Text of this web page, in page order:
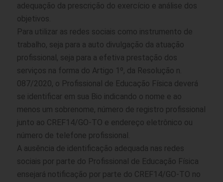
adequação da prescrição do exercício e análise dos
objetivos.
Para utilizar as redes sociais como instrumento de
trabalho, seja para a auto divulgação da atuação
profissional, seja para a efetiva prestação dos
serviços na forma do Artigo 1º, da Resolução n.
087/2020, o Profissional de Educação Física deverá
se identificar em sua Bio indicando o nome e ao
menos um sobrenome, número de registro profissional
junto ao CREF14/GO-TO e endereço eletrônico ou
número de telefone profissional.
A ausência de identificação adequada nas redes
sociais por parte do Profissional de Educação Física
ensejará notificação por parte do CREF14/GO-TO no